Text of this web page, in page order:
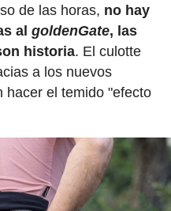
de las horas, no hay
al goldenGate, las
historia. El culotte
a los nuevos
hacer el temido "efecto